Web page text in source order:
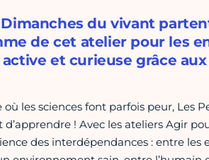
du vivant
de cet atelier pour les
et curieuse grâce
les sciences font parfois peur, Les
! Avec les ateliers Agir
des interdépendances : entre les